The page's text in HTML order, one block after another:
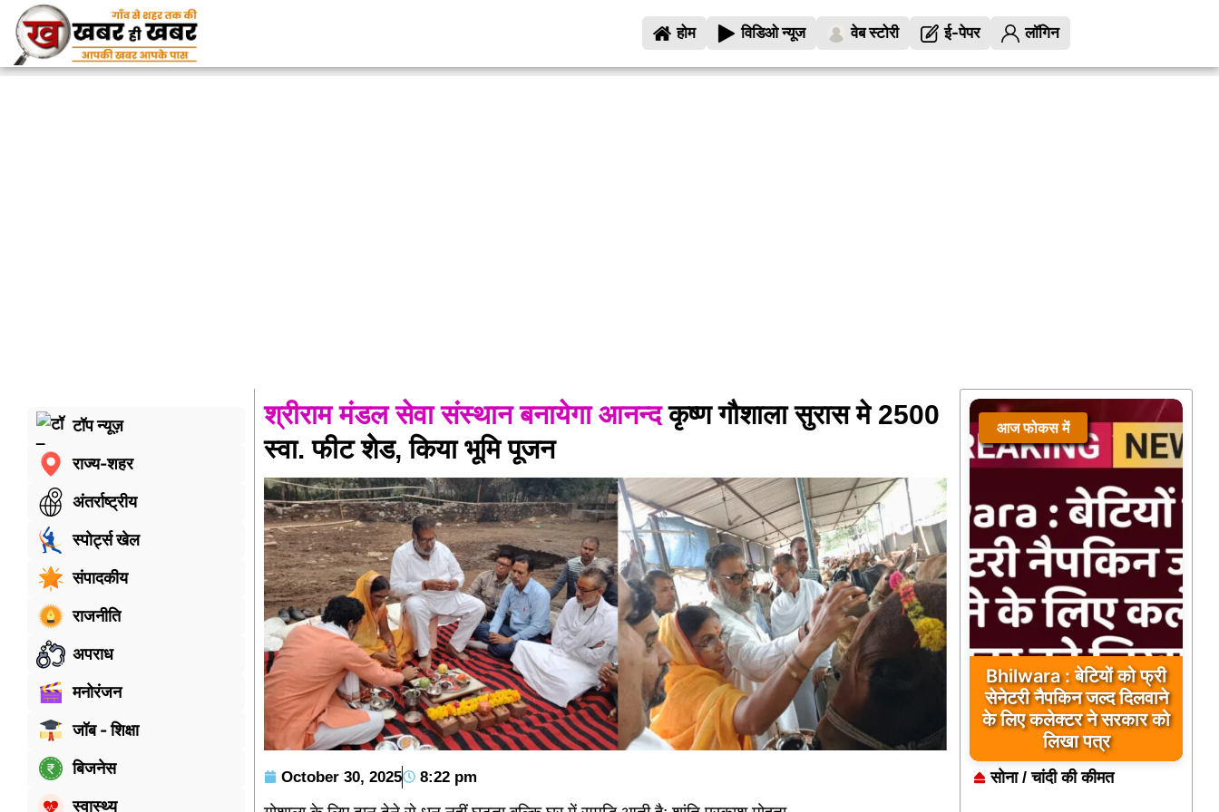
होम विडिओ न्यूज वेब स्टोरी ई-पेपर लॉगिन
टॉप न्यूज़
राज्य-शहर
अंतर्राष्ट्रीय
स्पोर्ट्स खेल
संपादकीय
राजनीति
अपराध
मनोरंजन
जॉब - शिक्षा
बिजनेस
स्वास्थ्य
श्रीराम मंडल सेवा संस्थान बनायेगा आनन्दकृष्ण गौशाला सुरास मे 2500
स्वा. फीट शेेड, किया भूमि पूजन
October 30, 2025 8:22 pm
आज फोकस में
Bhilwara : बेटियों को फ्री
सेनेटरी नैपकिन जल्द दिलवाने
के लिए कलेक्टर ने सरकार को
लिखा पत्र
सोना / चांदी की कीमत